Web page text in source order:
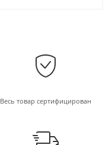
Весь товар сертифицирован